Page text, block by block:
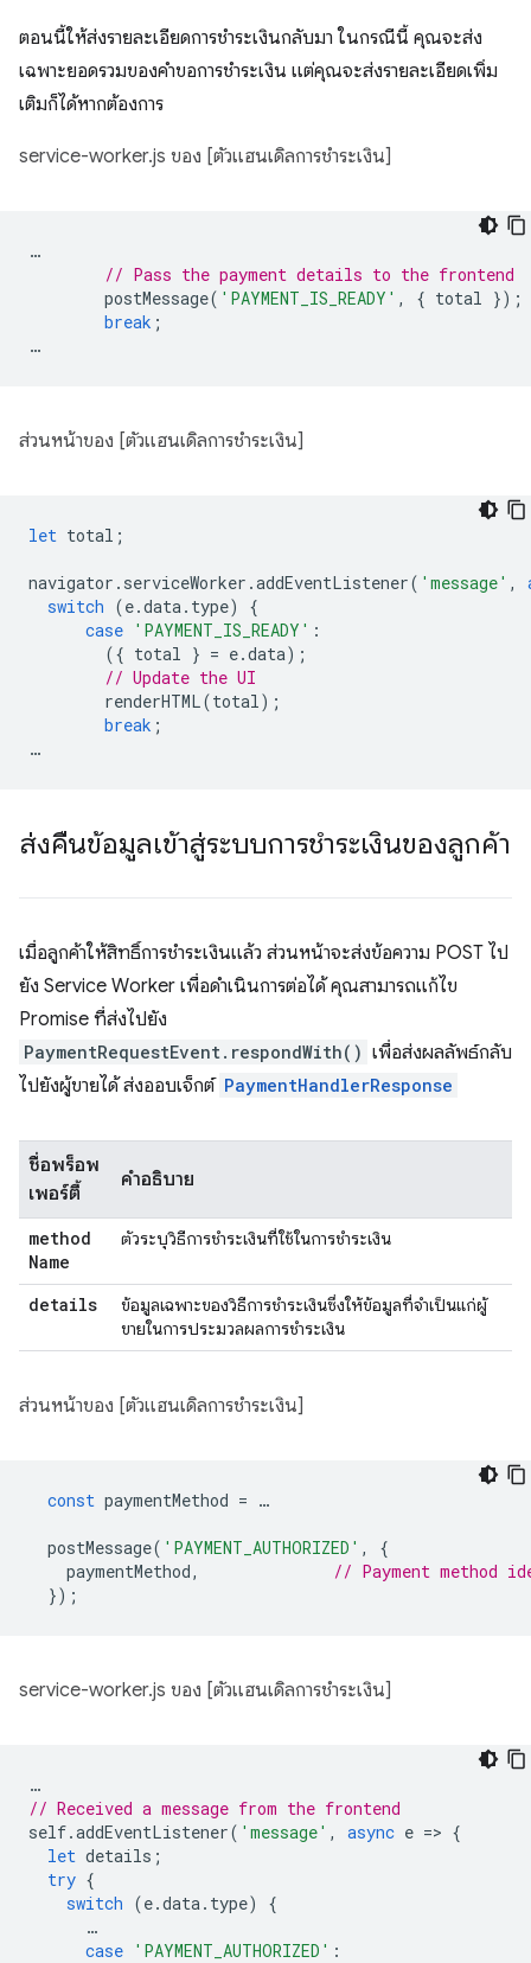
ตอนนี้ให้ส่งรายละเอียดการชำระเงินกลับมา ในกรณีนี้ คุณจะส่ง
เฉพาะยอดรวมของคำขอการชำระเงิน แต่คุณจะส่งรายละเอียดเพิ่ม
เติมก็ได้หากต้องการ
service-worker.js ของ [ตัวแฮนเดิลการชำระเงิน]
…
// Pass the payment details to the frontend
postMessage( 'PAYMENT_IS_READY' , { total });
break ;
…
ส่วนหน้าของ [ตัวแฮนเดิลการชำระเงิน]
let total ;
navigator . serviceWorker .addEventListener( 'message' ,
switch (e.data. type)
{
case 'PAYMENT_IS_READY' :
({ total } = e.data);
// Update the UI
renderHTML(total);
break ;
…
ส่งคืนข้อมูลเข้าสู่ระบบการชำระเงินของลูกค้า
เมื่อลูกค้าให้สิทธิ์การชำระเงินแล้ว ส่วนหน้าจะส่งข้อความ POST ไป
ยัง Service Worker เพื่อดำเนินการต่อได้ คุณสามารถแก้ไข
Promise ที่ส่งไปยัง
PaymentRequestEvent.respondWith() เพื่อส่งผลลัพธ์กลับ
ไปยังผู้ขายได้ ส่งออบเจ็กต์ PaymentHandlerResponse
ชื่อพร็อพ
เพอร์ตี้
คำอธิบาย
method
Name
ตัวระบุวิธีการชำระเงินที่ใช้ในการชำระเงิน
details
ข้อมูลเฉพาะของวิธีการชำระเงินซึ่งให้ข้อมูลที่จำเป็นแก่ผู้
ขายในการประมวลผลการชำระเงิน
ส่วนหน้าของ [ตัวแฮนเดิลการชำระเงิน]
const paymentMethod = …
postMessage( 'PAYMENT_AUTHORIZED' ,
{
paymentMethod,
// Payment method
});
service-worker.js ของ [ตัวแฮนเดิลการชำระเงิน]
…
// Received a message from the frontend
self.addEventListener( 'message' , async e => {
let details ;
try {
switch (e.data. type)
{
…
case 'PAYMENT_AUTHORIZED' :